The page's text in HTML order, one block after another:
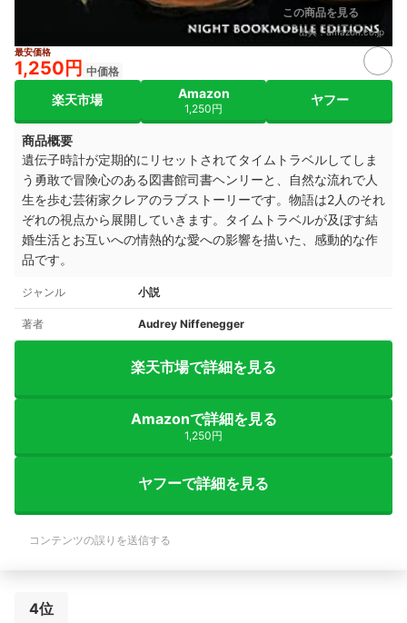
この商品を見る
出典：amazon.co.jp
最安価格
1,250円 中価格
楽天市場 Amazon
1,250円
ヤフー
商品概要
遺伝子時計が定期的にリセットされてタイムトラベルしてしま
う勇敢で冒険心のある図書館司書ヘンリーと、自然な流れで人
生を歩む芸術家クレアのラブストーリーです。物語は2人のそれ
ぞれの視点から展開していきます。タイムトラベルが及ぼす結
婚生活とお互いへの情熱的な愛への影響を描いた、感動的な作
品です。
ジャンル 小説
著者 Audrey Niffenegger
楽天市場で詳細を見る
Amazonで詳細を見る
1,250円
ヤフーで詳細を見る
コンテンツの誤りを送信する
4位